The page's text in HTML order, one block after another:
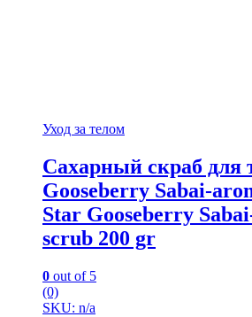
Уход за телом
Сахарный скраб для
Gooseberry Sabai-
Star Gooseberry
scrub 200 gr
0 out of 5
(0)
SKU: n/a